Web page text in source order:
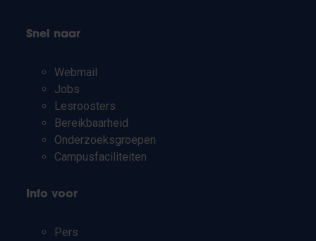
Snel naar
Webmail
Jobs
Lesroosters
Bereikbaarheid
Onderzoeksgroepen
Campusfaciliteiten
Info voor
Pers